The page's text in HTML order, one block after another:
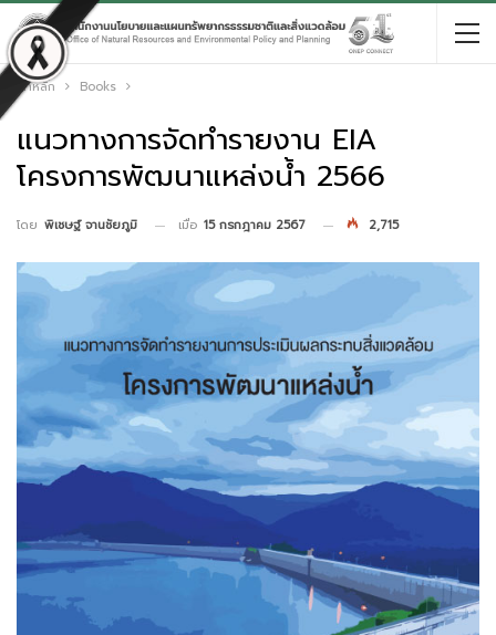
หน้าหลัก Books
แนวทางการจัดทำรายงาน EIA
โครงการพัฒนาแหล่งน้ำ 2566
โดย พิเชษฐ์ จานชัยภูมิ เมื่อ 15 กรกฎาคม 2567 2,715